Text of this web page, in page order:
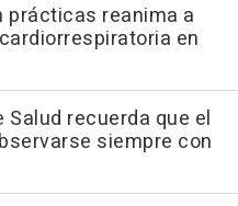
prácticas reanima a
en
Salud recuerda que el
siempre con